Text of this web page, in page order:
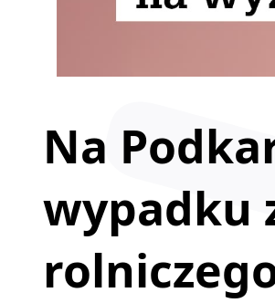
Na
wypadku